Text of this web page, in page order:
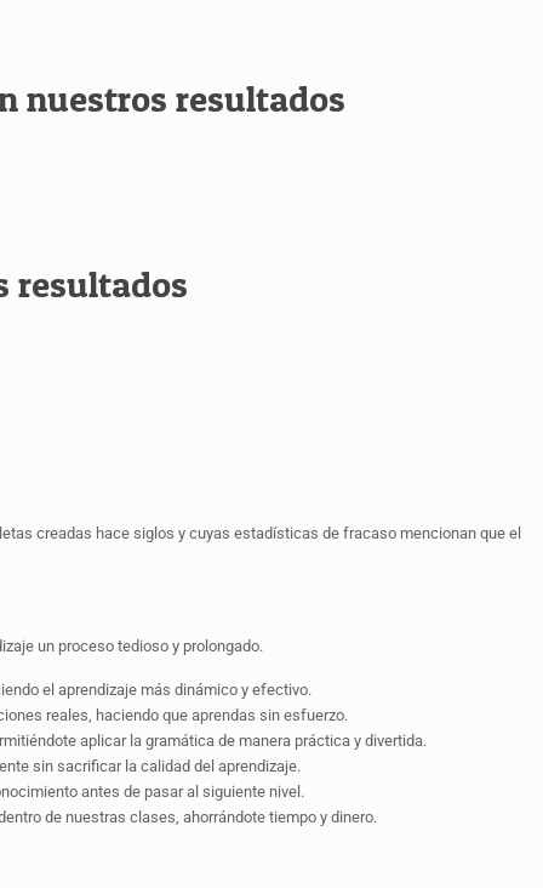
nuestros resultados
resultados
creadas hace siglos y cuyas estadísticas de fracaso mencionan que el
un proceso tedioso y prolongado.
el aprendizaje más dinámico y efectivo.
reales, haciendo que aprendas sin esfuerzo.
aplicar la gramática de manera práctica y divertida.
sin sacrificar la calidad del aprendizaje.
antes de pasar al siguiente nivel.
de nuestras clases, ahorrándote tiempo y dinero.